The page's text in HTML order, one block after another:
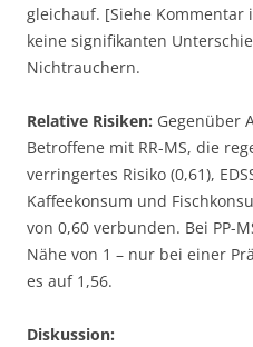
gleichauf. [Siehe Kommentar
keine signifikanten
Nichtrauchern.
Relative Risiken: Gegenüber
Betroffene mit RR-MS, die
verringertes Risiko (0,61),
Kaffeekonsum und
von 0,60 verbunden. Bei PP-
Nähe von 1 – nur bei einer
es auf 1,56.
Diskussion: